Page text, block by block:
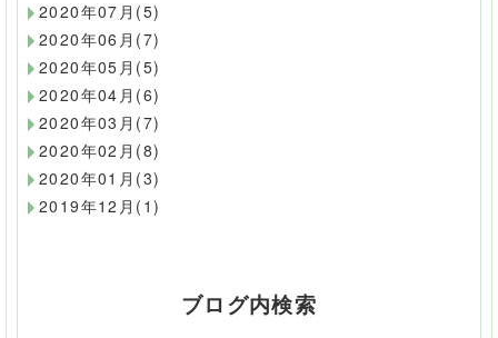
2020年07月(5)
2020年06月(7)
2020年05月(5)
2020年04月(6)
2020年03月(7)
2020年02月(8)
2020年01月(3)
2019年12月(1)
ブログ内検索